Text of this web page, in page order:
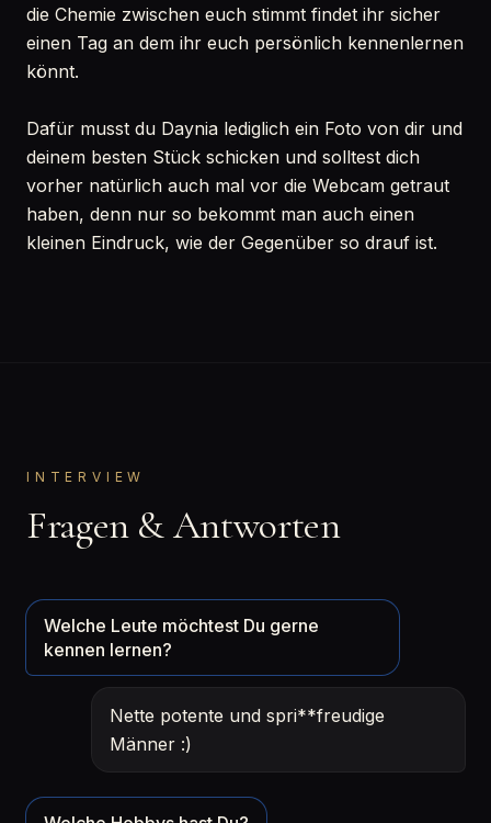
die Chemie zwischen euch stimmt findet ihr sicher
einen Tag an dem ihr euch persönlich kennenlernen
könnt.
Dafür musst du Daynia lediglich ein Foto von dir und
deinem besten Stück schicken und solltest dich
vorher natürlich auch mal vor die Webcam getraut
haben, denn nur so bekommt man auch einen
kleinen Eindruck, wie der Gegenüber so drauf ist.
INTERVIEW
Fragen & Antworten
Welche Leute möchtest Du gerne
kennen lernen?
Nette potente und spri**freudige
Männer :)